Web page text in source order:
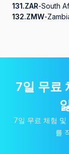
131.ZAR-South
132.ZMW-
7일 무료
7일 무료 체험 및
를